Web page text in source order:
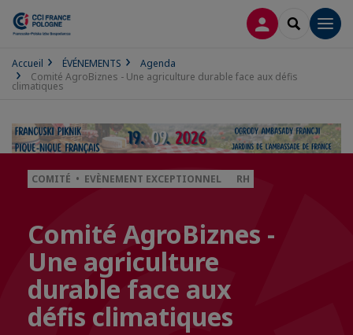
CONNEXION
Accueil ÉVÉNEMENTS
Agenda
Comité AgroBiznes - Une agriculture durable face aux défis
climatiques
COMITÉ • EVÈNEMENT EXCEPTIONNEL RH
Comité AgroBiznes -
Une agriculture
durable face aux
défis climatiques